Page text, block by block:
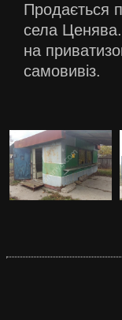
Продається
села
на
самовивіз.